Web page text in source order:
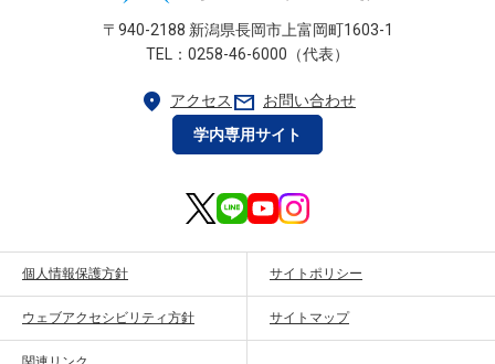
〒940-2188 新潟県長岡市上富岡町1603-1
TEL：0258-46-6000（代表）
location_on アクセス mail お問い合わせ
学内専用サイト
個人情報保護方針 サイトポリシー
ウェブアクセシビリティ方針 サイトマップ